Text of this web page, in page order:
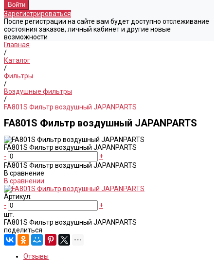
Зарегистрироваться
После регистрации на сайте вам будет доступно отслеживание
состояния заказов, личный кабинет и другие новые
возможности
Главная
/
Каталог
/
Фильтры
/
Воздушные фильтры
/
FA801S Фильтр воздушный JAPANPARTS
FA801S Фильтр воздушный JAPANPARTS
FA801S Фильтр воздушный JAPANPARTS
-
+
FA801S Фильтр воздушный JAPANPARTS
В сравнение
В сравнении
Артикул:
-
+
шт.
FA801S Фильтр воздушный JAPANPARTS
поделиться
Отзывы